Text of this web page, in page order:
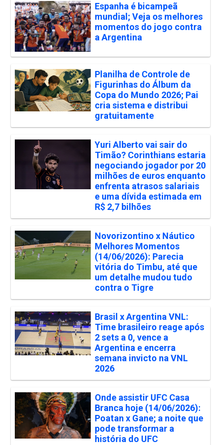
Espanha é bicampeã
mundial; Veja os melhores
momentos do jogo contra
a Argentina
Planilha de Controle de
Figurinhas do Álbum da
Copa do Mundo 2026; Pai
cria sistema e distribui
gratuitamente
Yuri Alberto vai sair do
Timão? Corinthians estaria
negociando jogador por 20
milhões de euros enquanto
enfrenta atrasos salariais
e uma dívida estimada em
R$ 2,7 bilhões
Novorizontino x Náutico
Melhores Momentos
(14/06/2026): Parecia
vitória do Timbu, até que
um detalhe mudou tudo
contra o Tigre
Brasil x Argentina VNL:
Time brasileiro reage após
2 sets a 0, vence a
Argentina e encerra
semana invicto na VNL
2026
Onde assistir UFC Casa
Branca hoje (14/06/2026):
Poatan x Gane; a noite que
pode transformar a
história do UFC